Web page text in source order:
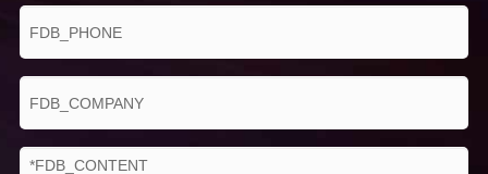
Kontrast/Helligkeit
Messung
erweitert werden, um 1200